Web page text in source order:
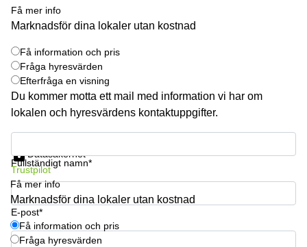
Få mer info
Marknadsför dina lokaler utan kostnad
Få information och pris
Fråga hyresvärden
Efterfråga en visning
Du kommer motta ett mail med information vi har om
lokalen och hyresvärdens kontaktuppgifter.
Fullständigt namn*
E-post*
Datasäkerhet
Trustpilot
Få mer info
Marknadsför dina lokaler utan kostnad
Få information och pris
Fråga hyresvärden